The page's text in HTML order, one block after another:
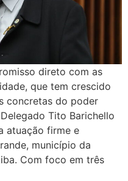
direto com as
que tem crescido
concretas do poder
Tito Barichello
atuação firme e
município da
Com foco em três